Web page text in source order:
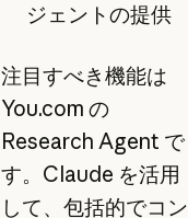
ジェントの提供
注目すべき機能は
You.com の
Research Agent で
す。Claude を活用
して、包括的でコン